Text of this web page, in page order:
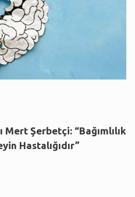
Mert Şerbetçi: “Bağımlılık
Hastalığıdır”